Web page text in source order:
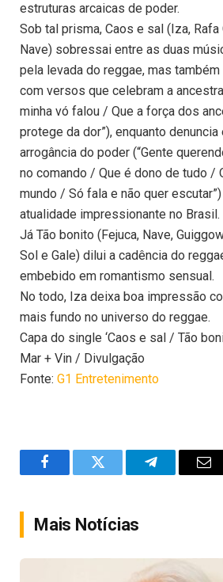
estruturas arcaicas de poder.
Sob tal prisma, Caos e sal (Iza, Rafa
Nave) sobressai entre as duas
pela levada do reggae, mas
com versos que celebram a
minha vó falou / Que a força dos
protege da dor”), enquanto
arrogância do poder (“Gente
no comando / Que é dono de tudo /
mundo / Só fala e não quer
atualidade impressionante no Brasil.
Já Tão bonito (Fejuca, Nave,
Sol e Gale) dilui a cadência do
embebido em romantismo sensual.
No todo, Iza deixa boa impressão
mais fundo no universo do reggae.
Capa do single ‘Caos e sal / Tão
Mar + Vin / Divulgação
Fonte: G1 Entretenimento
FacebookTwitter Telegram
Mais Notícias